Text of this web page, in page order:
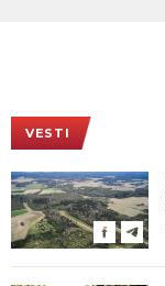
VESTI